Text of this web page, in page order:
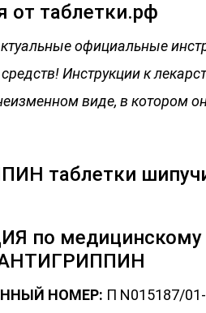
от таблетки.рф
официальные
Инструкции к
виде, в котором
таблетки
по
АНТИГРИППИН
НОМЕР: П N015187/